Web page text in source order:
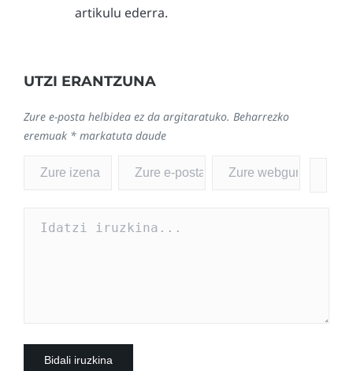
artikulu ederra.
UTZI ERANTZUNA
Zure e-posta helbidea ez da argitaratuko. Beharrezko
eremuak * markatuta daude